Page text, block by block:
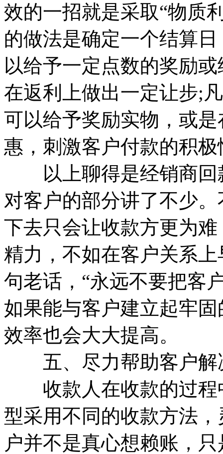
效的一招就是采取“物质
的做法是确定一个结算
以给予一定点数的奖励
在返利上做出一定让步;
可以给予奖励实物，或
惠，刺激客户付款的积
以上聊得是经销商回
对客户的部分讲了不少
下去只会让收款方更为
精力，不如在客户关系
句老话，“永远不要把客
如果能与客户建立起牢
效率也会大大提高。
五、尽力帮助客户解
收款人在收款的过程
型采用不同的收款方法
户并不是真心想赖账，